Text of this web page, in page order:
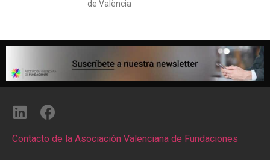
de València
Contacto de la Asociación Valenciana de Fundaciones